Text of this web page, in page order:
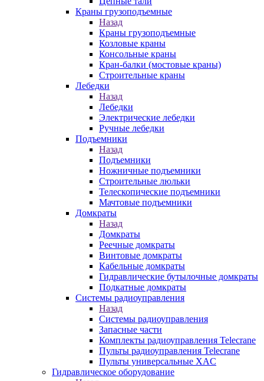
Краны грузоподъемные
Назад
Краны грузоподъемные
Козловые краны
Консольные краны
Кран-балки (мостовые краны)
Строительные краны
Лебедки
Назад
Лебедки
Электрические лебедки
Ручные лебедки
Подъемники
Назад
Подъемники
Ножничные подъемники
Строительные люльки
Телескопические подъемники
Мачтовые подъемники
Домкраты
Назад
Домкраты
Реечные домкраты
Винтовые домкраты
Кабельные домкраты
Гидравлические бутылочные домкраты
Подкатные домкраты
Системы радиоуправления
Назад
Системы радиоуправления
Запасные части
Комплекты радиоуправления Telecrane
Пульты радиоуправления Telecrane
Пульты универсальные XAC
Гидравлическое оборудование